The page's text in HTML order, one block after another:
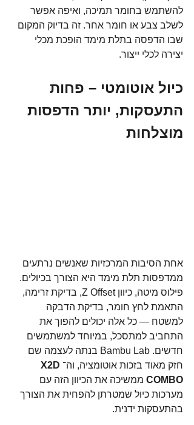
להשתמש בחומר תמיכה, ואיפה אפשר
לשלב צבע או חומר אחר. זה בדיוק המקום
שבו הדפסה בתלת מימד הופכת מכלי
יצירה לכלי ייצור.
כיול אוטומטי – פחות
התעסקות, יותר הדפסות
מוצלחות
אחת הסיבות המרכזיות שאנשים נרתעים
ממדפסות תלת מימד היא הצורך בכיולים.
פילוס מיטה, כיוון Z Offset, בדיקת זרימה,
התאמת לחץ חומר, בדיקת הדבקה
למשטח — כל אלה יכולים להפוך את
התחביב למתסכל, במיוחד למשתמשים
חדשים. Bambu Lab בנתה לעצמה שם
חזק מאוד בזכות אוטומציה, וה־ X2D
COMBO ממשיכה את הכיוון הזה עם
מערכות כיול שמטרתן להפחית את הצורך
בהתעסקות ידנית.